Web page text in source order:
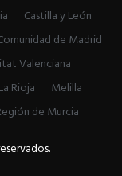
Castilla y León
de Madrid
Valenciana
La Rioja
Melilla
de Murcia